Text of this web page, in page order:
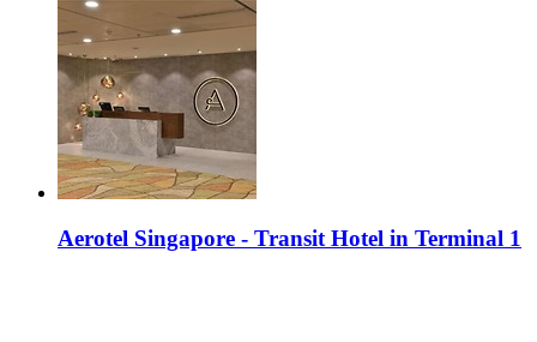
Aerotel Singapore - Transit Hotel in Terminal 1